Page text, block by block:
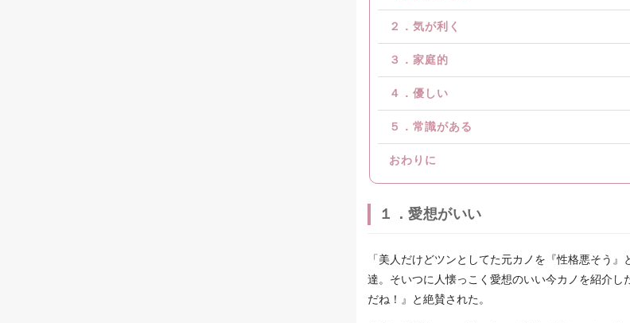
２．気が利く
３．家庭的
４．優しい
５．常識がある
おわりに
１．愛想がいい
「美人だけどツンとしてた元カノを『性格悪そう』
達。そいつに人懐っこく愛想のいい今カノを紹介し
だね！』と絶賛された。